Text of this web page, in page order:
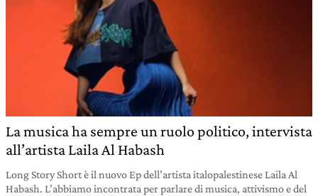
La musica ha sempre un ruolo politico, intervista
all’artista Laila Al Habash
Long Story Short è il nuovo Ep dell’artista italopalestinese Laila Al
Habash. L’abbiamo incontrata per parlare di musica, attivismo e del